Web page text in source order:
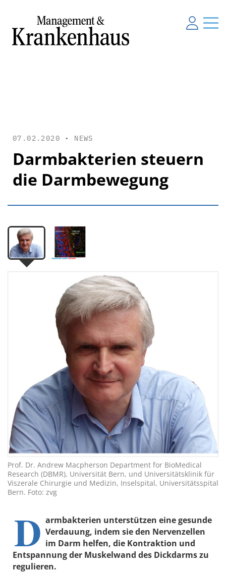
07.02.2020 • NEWS
Darmbakterien steuern
die Darmbewegung
Prof. Dr. Andrew Macpherson Department for BioMedical
Research (DBMR), Universität Bern, und Universitätsklinik für
Viszerale Chirurgie und Medizin, Inselspital, Universitätsspital
Bern. Foto: zvg
D armbakterien unterstützen eine gesunde
Verdauung, indem sie den Nervenzellen
im Darm helfen, die Kontraktion und
Entspannung der Muskelwand des Dickdarms zu
regulieren.